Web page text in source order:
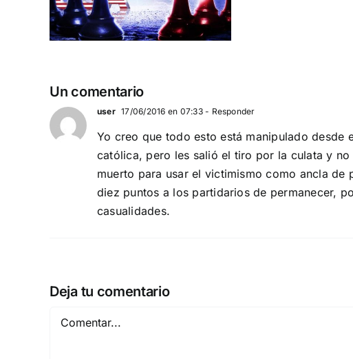
Un comentario
user 17/06/2016 en 07:33- Responder
Yo creo que todo esto está manipulado desde
católica, pero les salió el tiro por la culata y
muerto para usar el victimismo como ancla de
diez puntos a los partidarios de permanecer,
casualidades.
Deja tu comentario
Comentar